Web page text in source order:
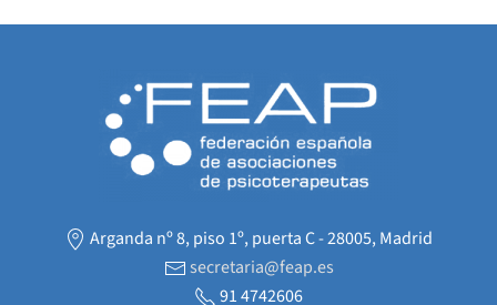
Arganda nº 8, piso 1º, puerta C - 28005, Madrid
secretaria@feap.es
91 4742606